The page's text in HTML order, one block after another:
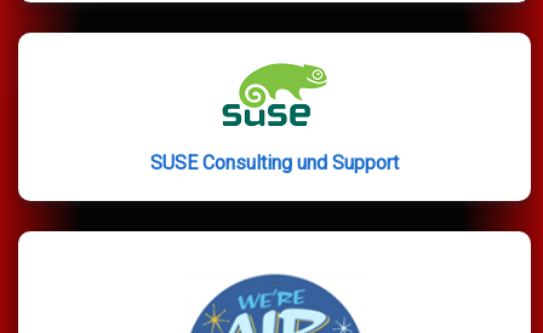
SUSE Consulting und Support